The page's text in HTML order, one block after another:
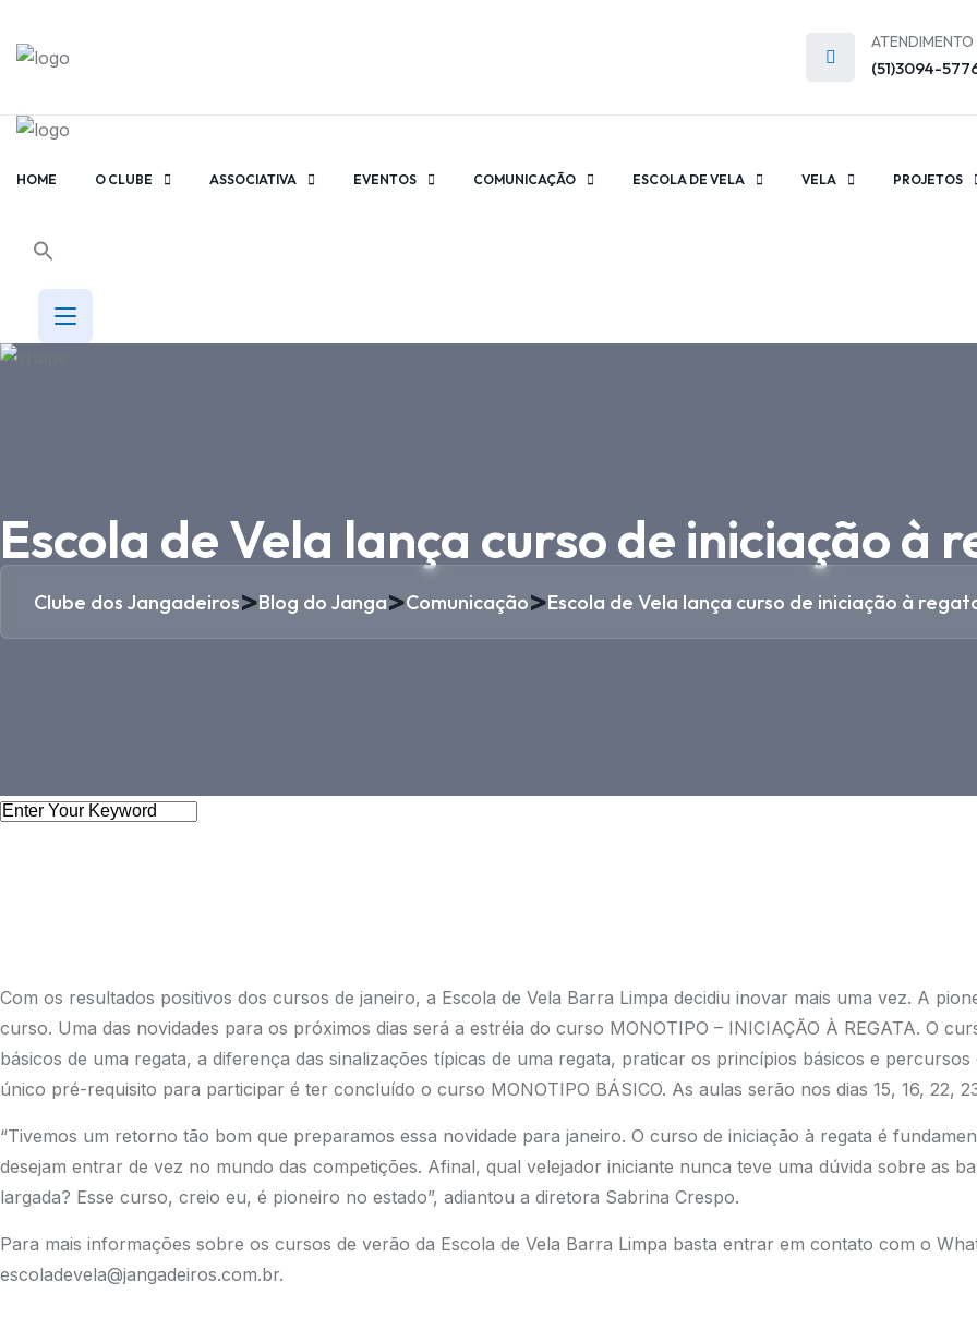
ATENDIMENTO
(51)3094-
HOME O CLUBE ASSOCIATIVA EVENTOS COMUNICAÇÃO ESCOLA DE VELA VELA PROJETOS
Escola de Vela lança curso de iniciação à
Clube dos Jangadeiros>Blog do Janga>Comunicação>Escola de Vela lança curso de iniciação à
Com os resultados positivos dos cursos de janeiro, a Escola de Vela Barra Limpa decidiu inovar mais uma vez. A
curso. Uma das novidades para os próximos dias será a estréia do curso MONOTIPO – INICIAÇÃO À REGATA. O
básicos de uma regata, a diferença das sinalizações típicas de uma regata, praticar os princípios básicos e
único pré-requisito para participar é ter concluído o curso MONOTIPO BÁSICO. As aulas serão nos dias 15, 16, 22,
“Tivemos um retorno tão bom que preparamos essa novidade para janeiro. O curso de iniciação à regata é
desejam entrar de vez no mundo das competições. Afinal, qual velejador iniciante nunca teve uma dúvida sobre as
largada? Esse curso, creio eu, é pioneiro no estado”, adiantou a diretora Sabrina Crespo.
Para mais informações sobre os cursos de verão da Escola de Vela Barra Limpa basta entrar em contato com o
escoladevela@jangadeiros.com.br.